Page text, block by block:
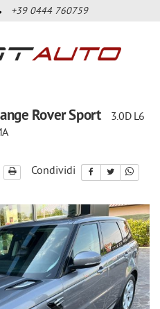
+39 0444 760759
Rover Sport
3.0D L6
Condividi